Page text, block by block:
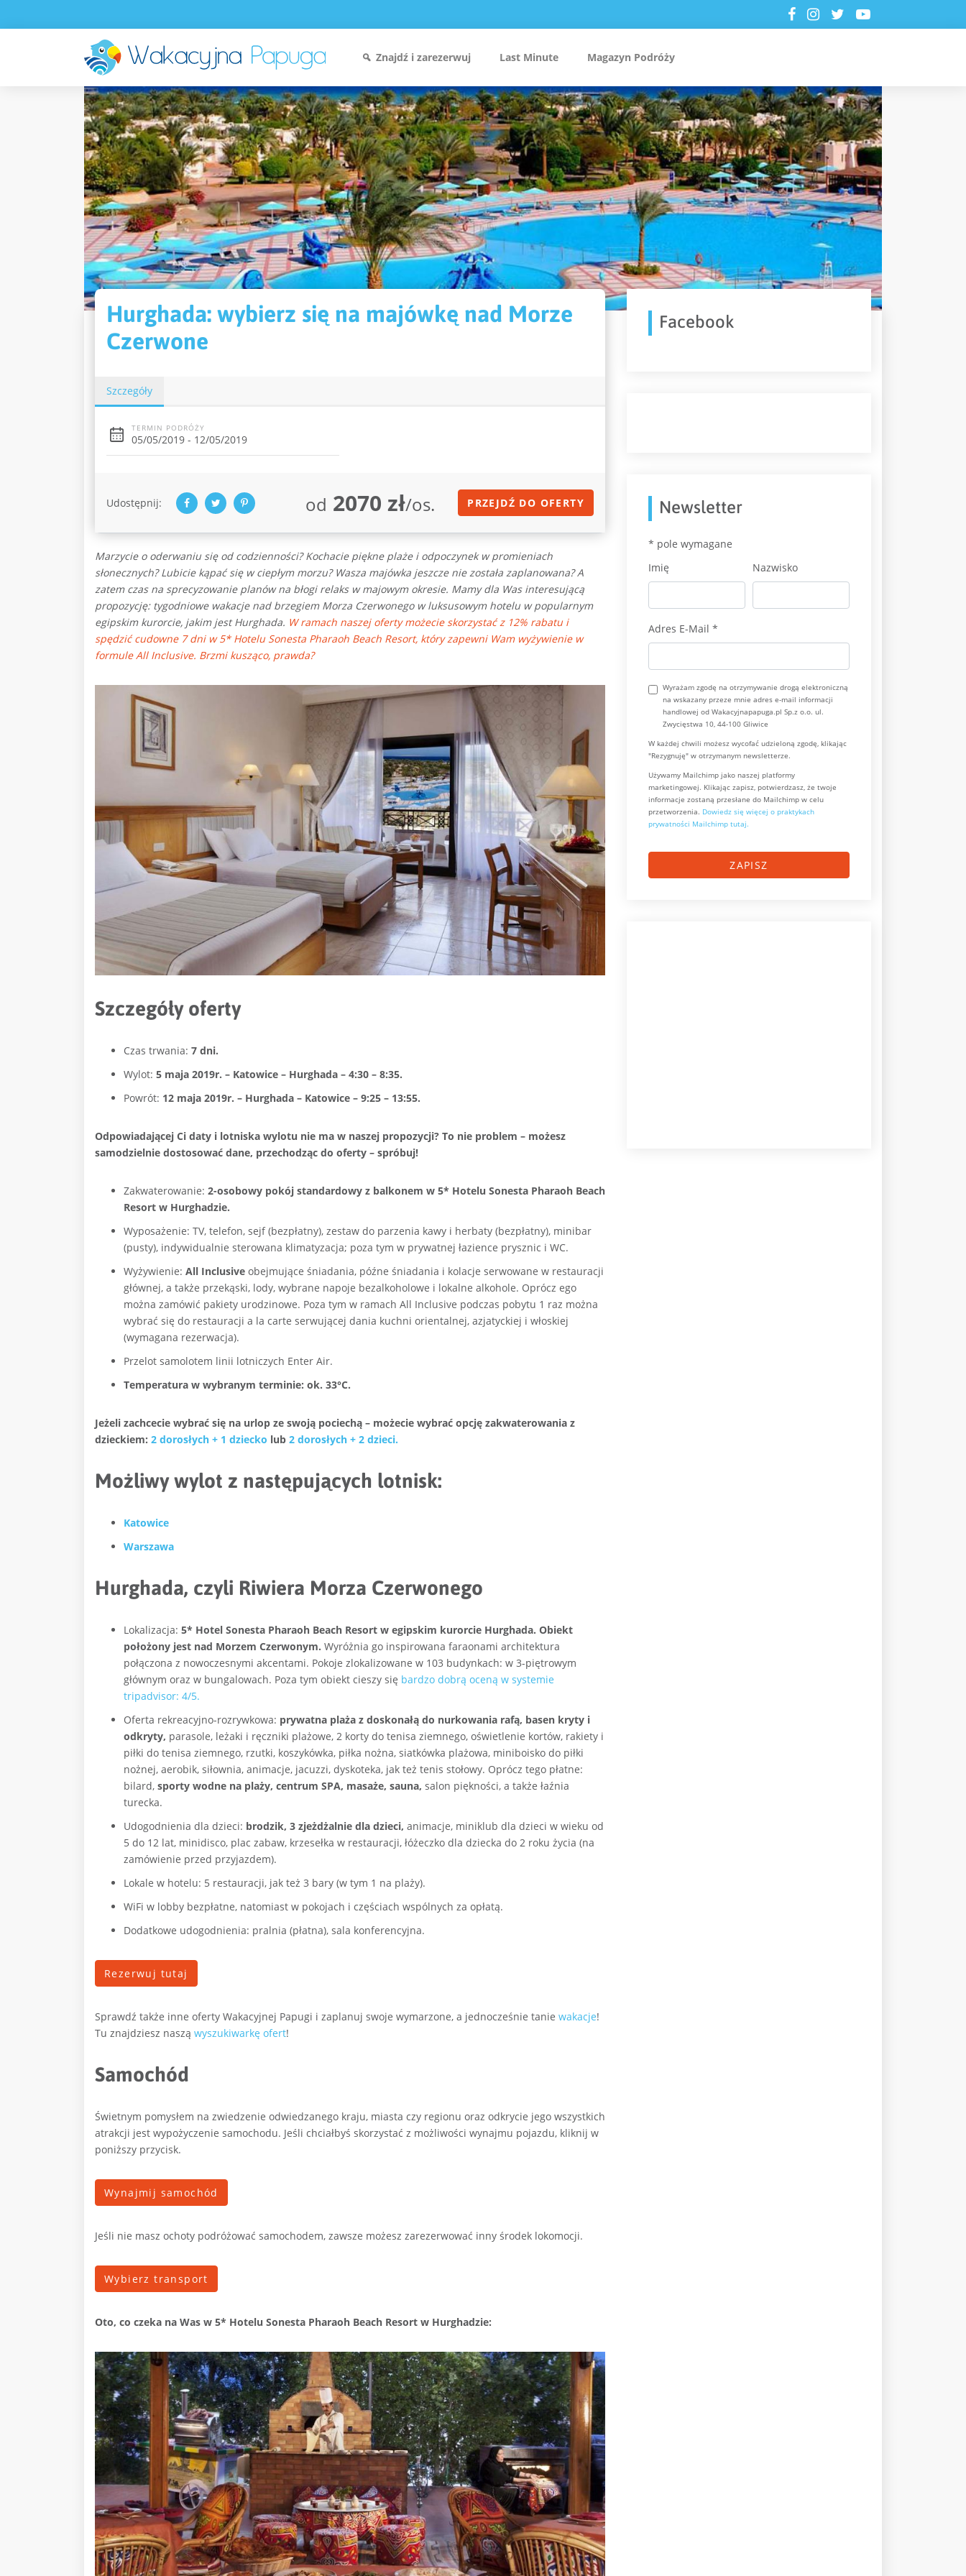
Znajdź i zarezerwuj Last Minute Magazyn Podróży
Hurghada: wybierz się na majówkę nad Morze
Czerwone
Szczegóły
TERMIN PODRÓŻY
05/05/2019 - 12/05/2019
Udostępnij: od 2070 zł/os. PRZEJDŹ DO OFERTY
Marzycie o oderwaniu się od codzienności? Kochacie piękne plaże i odpoczynek w promieniach
słonecznych? Lubicie kąpać się w ciepłym morzu? Wasza majówka jeszcze nie została zaplanowana? A
zatem czas na sprecyzowanie planów na błogi relaks w majowym okresie. Mamy dla Was interesującą
propozycję: tygodniowe wakacje nad brzegiem Morza Czerwonego w luksusowym hotelu w popularnym
egipskim kurorcie, jakim jest Hurghada. W ramach naszej oferty możecie skorzystać z 12% rabatu i
spędzić cudowne 7 dni w5* Hotelu Sonesta Pharaoh Beach Resort, który zapewni Wam wyżywienie w
formule All Inclusive. Brzmi kusząco, prawda?
Szczegóły oferty
Czas trwania: 7 dni.
Wylot: 5 maja 2019r. – Katowice – Hurghada – 4:30 – 8:35.
Powrót: 12 maja 2019r. – Hurghada – Katowice – 9:25 – 13:55.
Odpowiadającej Ci daty i lotniska wylotu nie ma w naszej propozycji? To nie problem – możesz
samodzielnie dostosować dane, przechodząc do oferty – spróbuj!
Zakwaterowanie: 2-osobowy pokój standardowy z balkonem w 5* Hotelu Sonesta Pharaoh Beach
Resort w Hurghadzie.
Wyposażenie: TV, telefon, sejf (bezpłatny), zestaw do parzenia kawy i herbaty (bezpłatny), minibar
(pusty), indywidualnie sterowana klimatyzacja; poza tym w prywatnej łazience prysznic i WC.
Wyżywienie: All Inclusive obejmujące śniadania, późne śniadania i kolacje serwowane w restauracji
głównej, a także przekąski, lody, wybrane napoje bezalkoholowe i lokalne alkohole. Oprócz ego
można zamówić pakiety urodzinowe. Poza tym w ramach All Inclusive podczas pobytu 1 raz można
wybrać się do restauracji a la carte serwującej dania kuchni orientalnej, azjatyckiej i włoskiej
(wymagana rezerwacja).
Przelot samolotem linii lotniczych Enter Air.
Temperatura w wybranym terminie: ok. 33°C.
Jeżeli zachcecie wybrać się na urlop ze swoją pociechą – możecie wybrać opcję zakwaterowania z
dzieckiem: 2 dorosłych + 1 dziecko lub 2 dorosłych + 2 dzieci.
Możliwy wylot z następujących lotnisk:
Katowice
Warszawa
Hurghada, czyli Riwiera Morza Czerwonego
Lokalizacja: 5* Hotel Sonesta Pharaoh Beach Resort w egipskim kurorcie Hurghada. Obiekt
położony jest nad Morzem Czerwonym. Wyróżnia go inspirowana faraonami architektura
połączona z nowoczesnymi akcentami. Pokoje zlokalizowane w 103 budynkach: w 3-piętrowym
głównym oraz w bungalowach. Poza tym obiekt cieszy się bardzo dobrą oceną w systemie
tripadvisor: 4/5.
Oferta rekreacyjno-rozrywkowa: prywatna plaża z doskonałą do nurkowania rafą, basen kryty i
odkryty, parasole, leżaki i ręczniki plażowe, 2 korty do tenisa ziemnego, oświetlenie kortów, rakiety i
piłki do tenisa ziemnego, rzutki, koszykówka, piłka nożna, siatkówka plażowa, miniboisko do piłki
nożnej, aerobik, siłownia, animacje, jacuzzi, dyskoteka, jak też tenis stołowy. Oprócz tego płatne:
bilard, sporty wodne na plaży, centrum SPA, masaże, sauna, salon piękności, a także łaźnia
turecka.
Udogodnienia dla dzieci: brodzik, 3 zjeżdżalnie dla dzieci, animacje, miniklub dla dzieci w wieku od
5 do 12 lat, minidisco, plac zabaw, krzesełka w restauracji, łóżeczko dla dziecka do 2 roku życia (na
zamówienie przed przyjazdem).
Lokale w hotelu: 5 restauracji, jak też 3 bary (w tym 1 na plaży).
WiFi w lobby bezpłatne, natomiast w pokojach i częściach wspólnych za opłatą.
Dodatkowe udogodnienia: pralnia (płatna), sala konferencyjna.
Rezerwuj tutaj
Sprawdź także inne oferty Wakacyjnej Papugi i zaplanuj swoje wymarzone, a jednocześnie tanie wakacje!
Tu znajdziesz naszą wyszukiwarkę ofert!
Samochód
Świetnym pomysłem na zwiedzenie odwiedzanego kraju, miasta czy regionu oraz odkrycie jego wszystkich
atrakcji jest wypożyczenie samochodu. Jeśli chciałbyś skorzystać z możliwości wynajmu pojazdu, kliknij w
poniższy przycisk.
Wynajmij samochód
Jeśli nie masz ochoty podróżować samochodem, zawsze możesz zarezerwować inny środek lokomocji.
Wybierz transport
Oto, co czeka na Was w 5* Hotelu Sonesta Pharaoh Beach Resort w Hurghadzie:
Facebook
Newsletter
* pole wymagane
Imię
Nazwisko
Adres E-Mail *
Wyrażam zgodę na otrzymywanie drogą elektroniczną
na wskazany przeze mnie adres e-mail informacji
handlowej od Wakacyjnapapuga.pl Sp.z o.o. ul.
Zwycięstwa 10, 44-100 Gliwice
W każdej chwili możesz wycofać udzieloną zgodę, klikając
"Rezygnuję" w otrzymanym newsletterze.
Używamy Mailchimp jako naszej platformy
marketingowej. Klikając zapisz, potwierdzasz, że twoje
informacje zostaną przesłane do Mailchimp w celu
przetworzenia. Dowiedz się więcej o praktykach
prywatności Mailchimp tutaj.
ZAPISZ